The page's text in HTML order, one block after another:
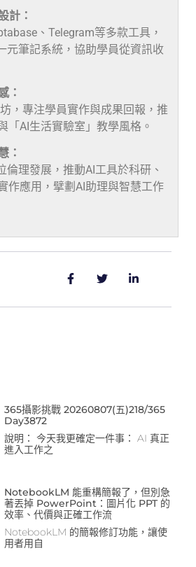
計：
、Telegram等多款工具，
元筆記系統，協助學員從資訊收
：
，專注學員實作與成果回報，推
「AI生活實驗室」教學風格。
：
倫理發展，推動AI工具於科研、
作應用，擘劃AI助理與智慧工作
365攝影挑戰 20260807(五)218/365
Day3872
說明： 今天我更確定一件事： AI 真正
進入工作之
NotebookLM 能重構簡報了，但別急
著丟掉 PowerPoint：圖片化 PPT 的
效率、代價與正確工作流
NotebookLM 的簡報修訂功能，讓使
用者用自